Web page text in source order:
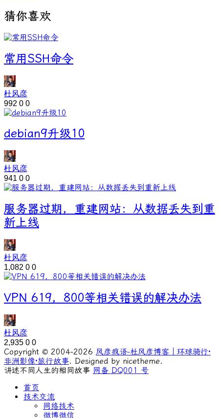
猜你喜欢
常用SSH命令
杜风彦
992 0 0
debian9升级10
杜风彦
941 0 0
服务器过期，重建网站：从数据丢失到重
新上线
杜风彦
1,082 0 0
VPN 619，800等相关错误的解决办法
杜风彦
2,935 0 0
Copyright © 2004-2026 风彦疯语-杜风彦博客｜环球骑行·
非洲影像·旅行故事. Designed by nicetheme.
讲述不同人生的相同故事 网备 DQ001 号
首页
技术交流
网络技术
微博微信